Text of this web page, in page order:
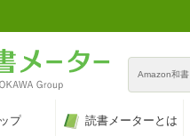
Amazon和書
プ 読書メーターとは